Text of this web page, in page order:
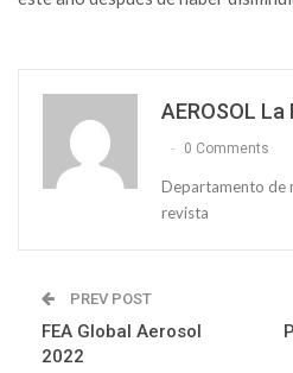
AEROSOL La
0 Comments
Departamento de
revista
PREV POST
FEA Global Aerosol
2022